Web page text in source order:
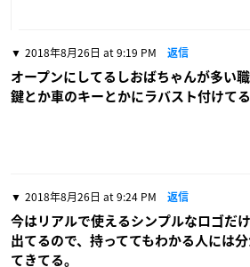
2018年8月26日 at 9:19 PM 返信
オープンにしてるしおばちゃんが多い
鍵とか車のキーとかにラバスト付けて
2018年8月26日 at 9:24 PM 返信
今はリアルで使えるシンプルなロゴだ
出てるので、持っててもわかる人には
てきてる。